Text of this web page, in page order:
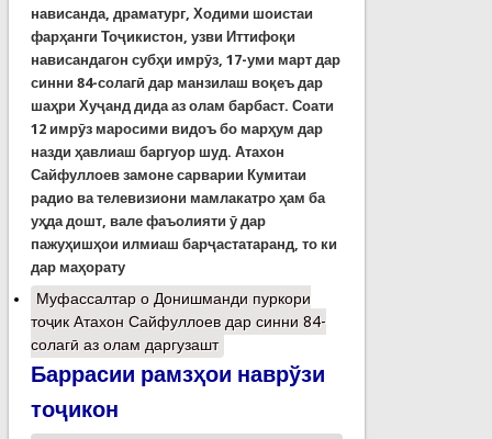
нависанда, драматург, Ходими шоистаи
фарҳанги Тоҷикистон, узви Иттифоқи
нависандагон субҳи имрӯз, 17-уми март дар
синни 84-солагӣ дар манзилаш воқеъ дар
шаҳри Хуҷанд дида аз олам барбаст. Соати
12 имрӯз маросими видоъ бо марҳум дар
назди ҳавлиаш баргуор шуд. Атахон
Сайфуллоев замоне сарварии Кумитаи
радио ва телевизиони мамлакатро ҳам ба
уҳда дошт, вале фаъолияти ӯ дар
пажуҳишҳои илмиаш барҷастатаранд, то ки
дар маҳорату
Муфассалтаро Донишманди пуркори
тоҷик Атахон Сайфуллоев дар синни 84-
солагӣ аз олам даргузашт
Баррасии рамзҳои наврўзи
тоҷикон